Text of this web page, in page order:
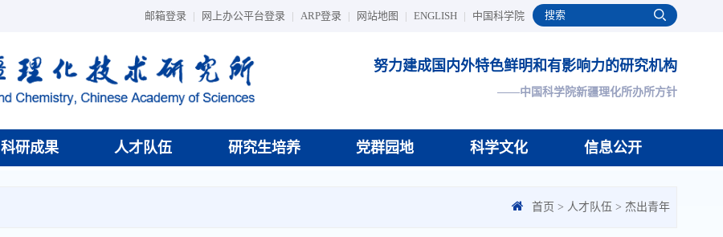
邮箱登录 | 网上办公平台登录 | ARP登录 | 网站地图 | ENGLISH | 中国科学院
努力建成国内外特色鲜明和有影响力的研究机构
——中国科学院新疆理化所办所方针
科研成果 人才队伍 研究生培养 党群园地 科学文化 信息公开
首页 > 人才队伍 > 杰出青年